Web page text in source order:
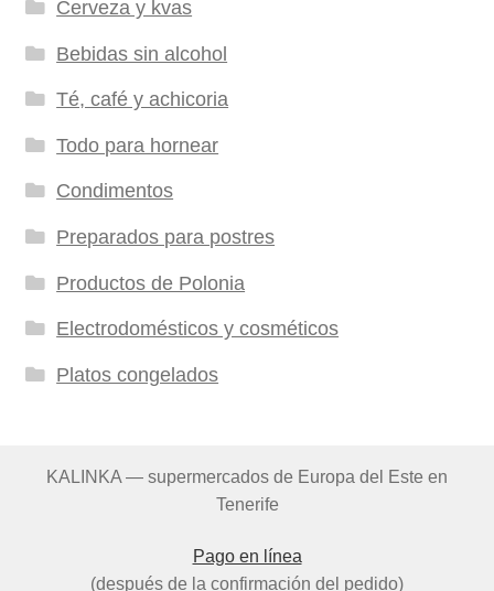
Cerveza y kvas
Bebidas sin alcohol
Té, café y achicoria
Todo para hornear
Condimentos
Preparados para postres
Productos de Polonia
Electrodomésticos y cosméticos
Platos congelados
KALINKA — supermercados de Europa del Este en
Tenerife
Pago en línea
(después de la confirmación del pedido)